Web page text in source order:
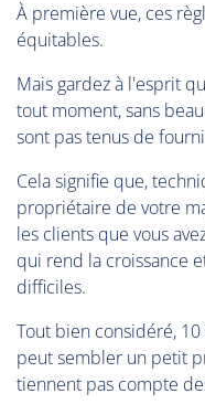
À première vue, ces
équitables.
Mais gardez à l'esprit
tout moment, sans
sont pas tenus de
Cela signifie que,
propriétaire de votre
les clients que vous
qui rend la croissance
difficiles.
Tout bien considéré,
peut sembler un petit
tiennent pas compte